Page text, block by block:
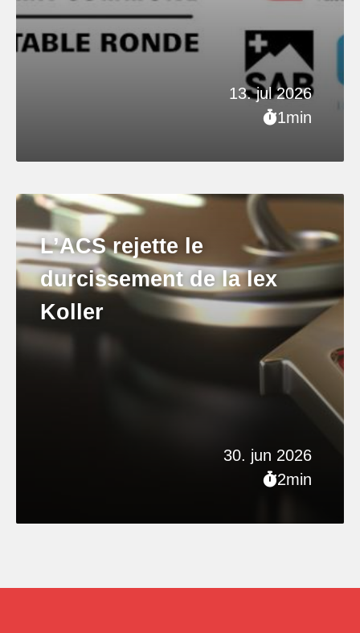
13. jul 2026
1min
30. jun 2026
2min
L’ACS rejette le
durcissement de la lex
Koller